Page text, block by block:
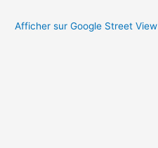
Afficher sur Google Street View